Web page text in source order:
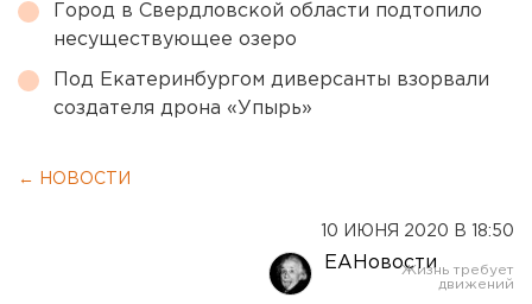
Город в Свердловской области подтопило
несуществующее озеро
Под Екатеринбургом диверсанты взорвали
создателя дрона «Упырь»
← НОВОСТИ
10 ИЮНЯ 2020 В 18:50
ЕАНовости